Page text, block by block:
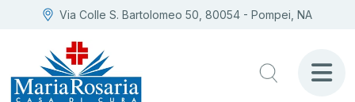
Via Colle S. Bartolomeo 50, 80054 - Pompei, NA